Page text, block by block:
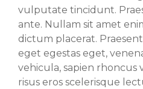
vulputate tincidunt.
ante. Nullam sit amet
dictum placerat.
eget egestas eget,
vehicula, sapien
risus eros scelerisque